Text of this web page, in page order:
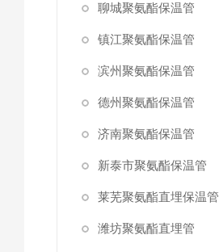
聊城聚氨酯保温管
镇江聚氨酯保温管
滨州聚氨酯保温管
德州聚氨酯保温管
济南聚氨酯保温管
新泰市聚氨酯保温管
莱芜聚氨酯直埋保温管
潍坊聚氨酯直埋管